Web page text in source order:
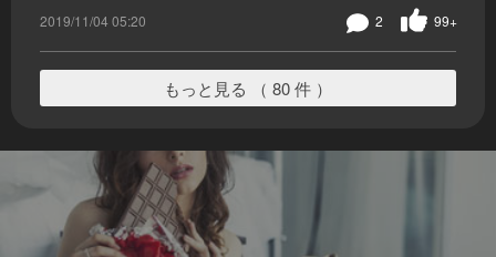
2019/11/04 05:20 99+
2
もっと見る （ 80 件 ）